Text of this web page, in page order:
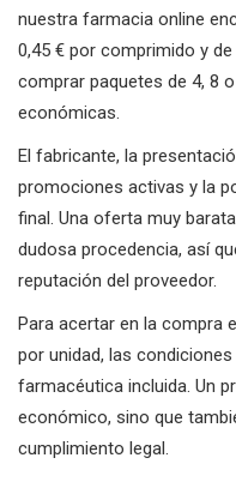
nuestra farmacia online
0,45 € por comprimido y
comprar paquetes de 4, 8
económicas.
El fabricante, la
promociones activas y la
final. Una oferta muy
dudosa procedencia, así
reputación del proveedor.
Para acertar en la compra
por unidad, las
farmacéutica incluida. Un
económico, sino que
cumplimiento legal.